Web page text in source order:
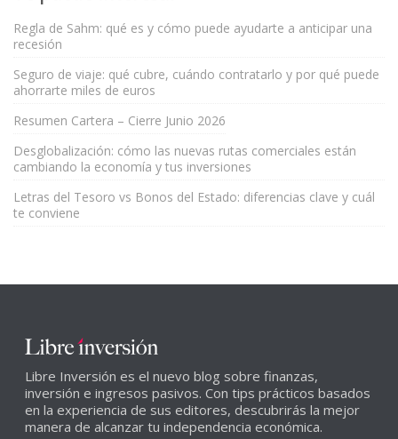
Regla de Sahm: qué es y cómo puede ayudarte a anticipar una
recesión
Seguro de viaje: qué cubre, cuándo contratarlo y por qué puede
ahorrarte miles de euros
Resumen Cartera – Cierre Junio 2026
Desglobalización: cómo las nuevas rutas comerciales están
cambiando la economía y tus inversiones
Letras del Tesoro vs Bonos del Estado: diferencias clave y cuál
te conviene
Libre Inversión es el nuevo blog sobre finanzas,
inversión e ingresos pasivos. Con tips prácticos basados
en la experiencia de sus editores, descubrirás la mejor
manera de alcanzar tu independencia económica.